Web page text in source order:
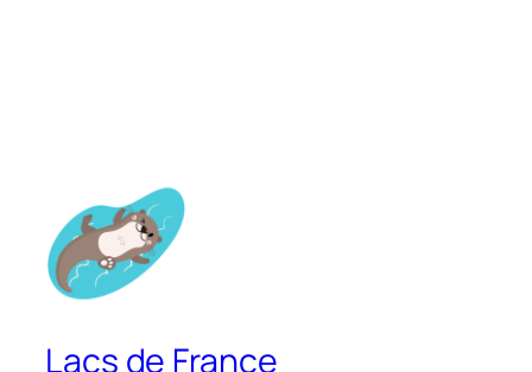
Lacs de France